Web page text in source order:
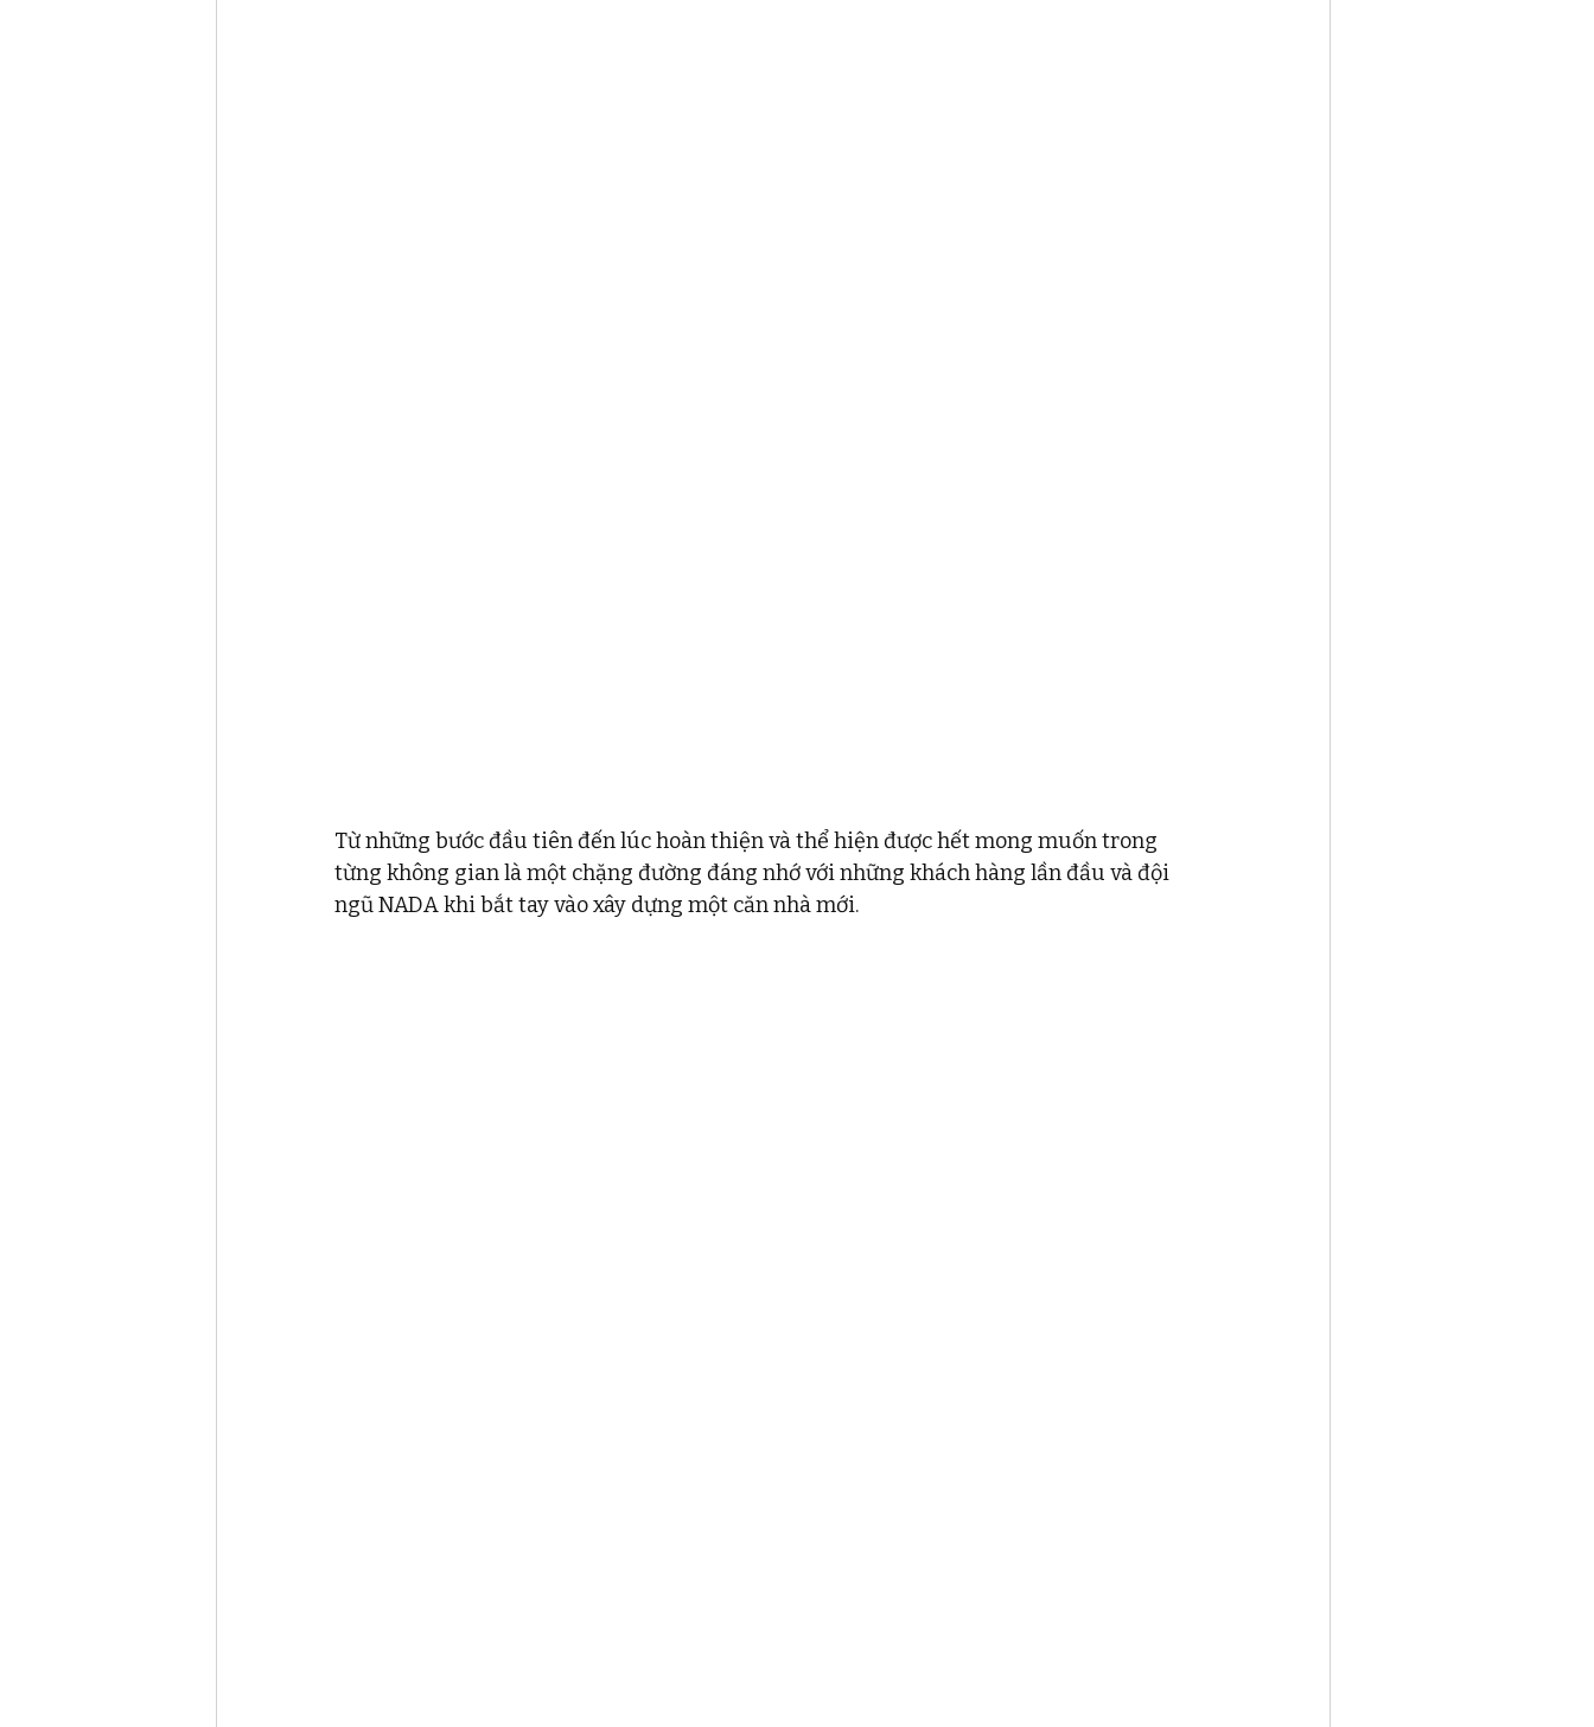
Từ những bước đầu tiên đến lúc hoàn thiện và thể hiện được hết mong muốn trong
từng không gian là một chặng đường đáng nhớ với những khách hàng lần đầu và đội
ngũ NADA khi bắt tay vào xây dựng một căn nhà mới.